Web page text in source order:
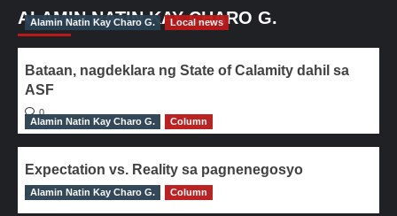
ALAMIN NATIN KAY CHARO G.
Alamin Natin Kay Charo G. Local news
Bataan, nagdeklara ng State of Calamity dahil sa
ASF
0
Alamin Natin Kay Charo G.
Column
Expectation vs. Reality sa pagnenegosyo
0
Alamin Natin Kay Charo G. Column